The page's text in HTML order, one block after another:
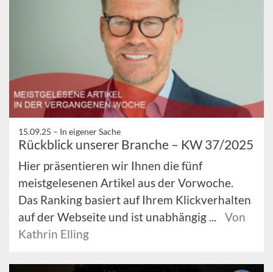
15.09.25 – In eigener Sache
Rückblick unserer Branche – KW 37/2025
Hier präsentieren wir Ihnen die fünf
meistgelesenen Artikel aus der Vorwoche.
Das Ranking basiert auf Ihrem Klickverhalten
auf der Webseite und ist unabhängig ...
Von
Kathrin Elling